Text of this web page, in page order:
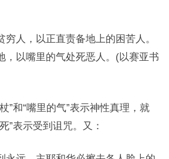
穷人，以正直责备地上的困苦人。
，以嘴里的气处死恶人。(以赛亚书
”和“嘴里的气”表示神性真理，就
”表示受到诅咒。又：